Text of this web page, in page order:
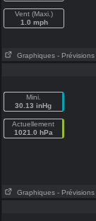
Vent (Maxi.)
1.0 mph
Graphiques - Prévisions
Mini.
30.13 inHg
Actuellement
1021.0 hPa
Graphiques - Prévisions